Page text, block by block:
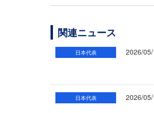
関連ニュース
日本代表 2026/
日本代表 2026/